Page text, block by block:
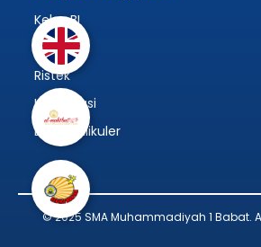
Kelas BI
Asrama
Ristek
Kaderisasi
Ekstrakulikuler
© 2025 SMA Muhammadiyah 1 Babat.